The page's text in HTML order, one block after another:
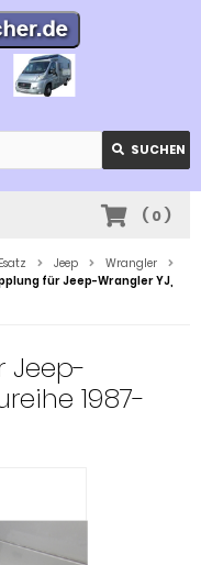
SUCHEN
( 0)
Jeep
Wrangler
für Jeep-Wrangler YJ,
Jeep-
1987-